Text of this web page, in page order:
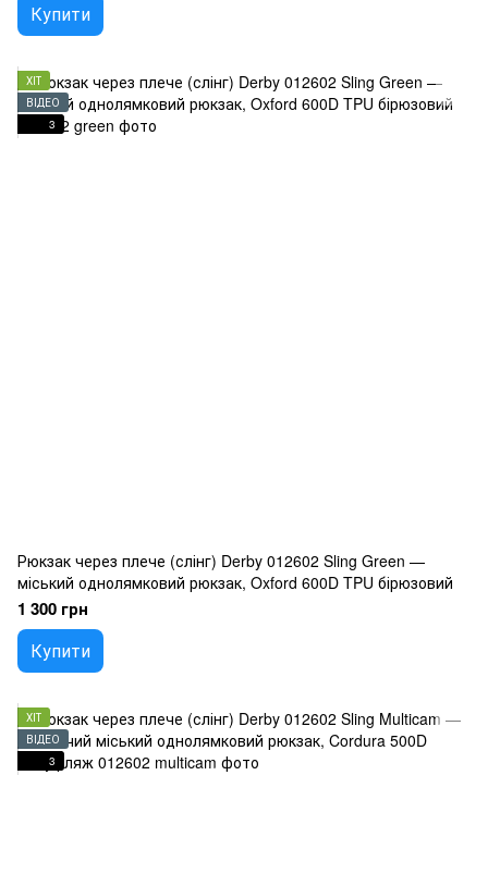
Купити
ХІТ
ВІДЕО
3
Рюкзак через плече (слінг) Derby 012602 Sling Green —
міський однолямковий рюкзак, Oxford 600D TPU бірюзовий
1 300 грн
Купити
ХІТ
ВІДЕО
3